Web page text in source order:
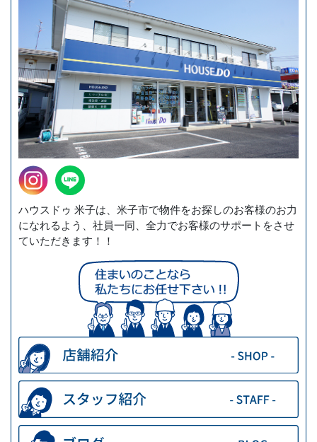
ハウスドゥ 米子は、米子市で物件をお探しのお客様のお力
になれるよう、社員一同、全力でお客様のサポートをさせ
ていただきます！！